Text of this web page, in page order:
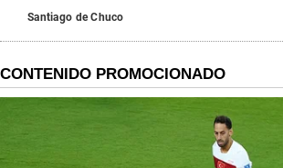
Santiago de Chuco